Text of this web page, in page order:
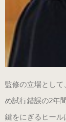
監修の立場とし
め試行錯誤の2年
鍵をにぎるヒー